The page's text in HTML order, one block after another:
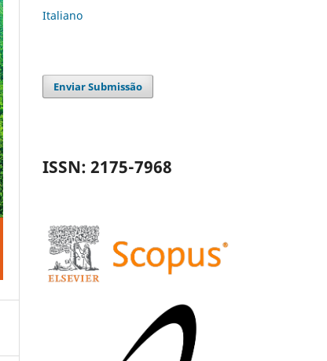
Italiano
Enviar Submissão
ISSN: 2175-7968